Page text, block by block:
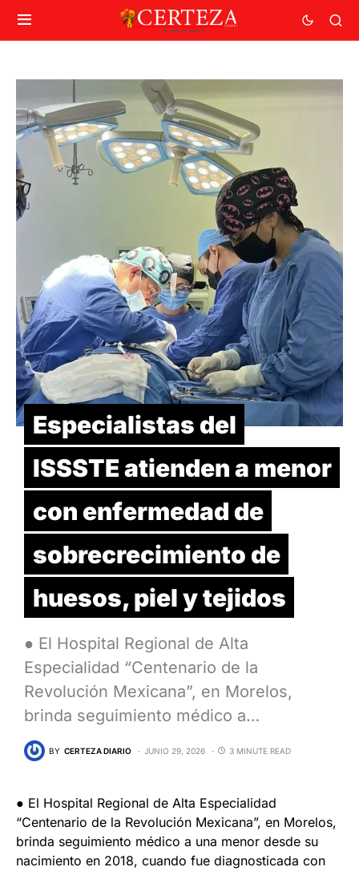
Especialistas del
ISSSTE atienden a menor
con enfermedad de
sobrecrecimiento de
huesos, piel y tejidos
● El Hospital Regional de Alta
Especialidad “Centenario de la
Revolución Mexicana”, en Morelos,
brinda seguimiento médico a…
BY CERTEZA DIARIO JUNIO 29, 2026 3 MINUTE READ
● El Hospital Regional de Alta Especialidad
“Centenario de la Revolución Mexicana”, en Morelos,
brinda seguimiento médico a una menor desde su
nacimiento en 2018, cuando fue diagnosticada con